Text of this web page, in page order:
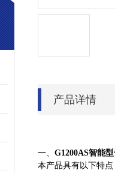
产品详情
一、 G1200AS智能
本产品具有以下特点